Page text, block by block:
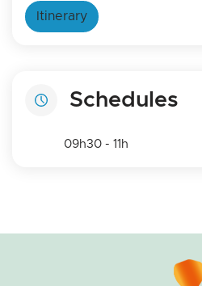
Itinerary
Schedules
09h30 - 11h